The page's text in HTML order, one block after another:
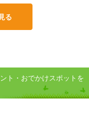
る
ト・おでかけスポットを